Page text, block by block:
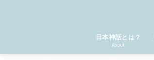
日本神話とは？
About